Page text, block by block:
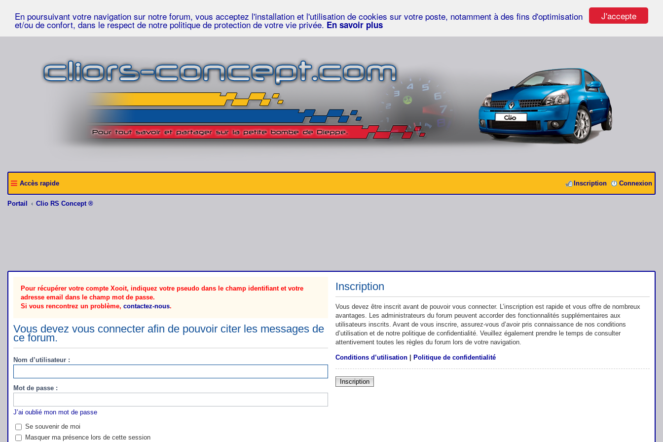
J'accepte
En poursuivant votre navigation sur notre forum, vous acceptez l'installation et l'utilisation de cookies sur votre poste, notamment à des fins d'optimisation
et/ou de confort, dans le respect de notre politique de protection de votre vie privée. En savoir plus
Accès rapide Connexion
Inscription
Portail Clio RS Concept ®
Pour récupérer votre compte Xooit, indiquez votre pseudo dans le champ identifiant et votre
adresse email dans le champ mot de passe.
Si vous rencontrez un problème, contactez-nous.
Vous devez vous connecter afin de pouvoir citer les messages de
ce forum.
Nom d’utilisateur :
Mot de passe :
J’ai oublié mon mot de passe
Se souvenir de moi
Masquer ma présence lors de cette session
Inscription
Vous devez être inscrit avant de pouvoir vous connecter. L’inscription est rapide et vous offre de nombreux
avantages. Les administrateurs du forum peuvent accorder des fonctionnalités supplémentaires aux
utilisateurs inscrits. Avant de vous inscrire, assurez-vous d’avoir pris connaissance de nos conditions
d’utilisation et de notre politique de confidentialité. Veuillez également prendre le temps de consulter
attentivement toutes les règles du forum lors de votre navigation.
Conditions d’utilisation| Politique de confidentialité
Inscription